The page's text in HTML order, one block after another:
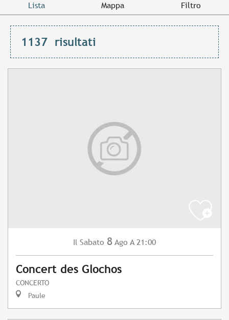
Lista Mappa Filtro
1137 risultati
Il Sabato 8 Ago A 21:00
Concert des Glochos
CONCERTO
Paule